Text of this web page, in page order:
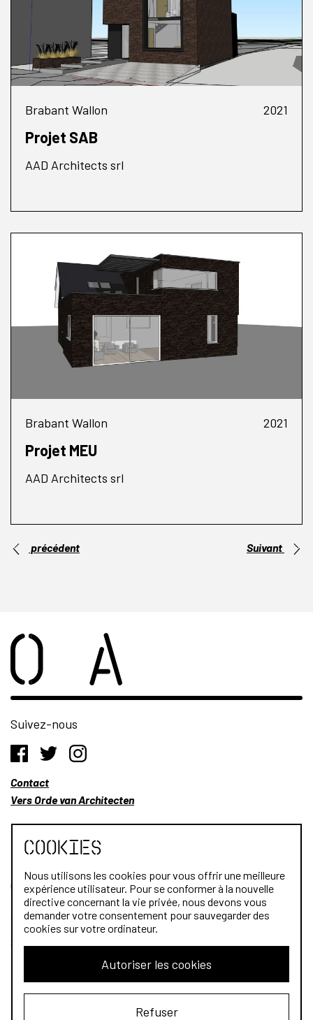
Brabant Wallon 2021
Projet SAB
AAD Architects srl
Brabant Wallon 2021
Projet MEU
AAD Architects srl
précédent Suivant
Suivez-nous
Contact
Vers Orde van Architecten
Qui sommes-nous?
Architectes
Stagiaires
Cookies
Nous utilisons les cookies pour vous offrir une meilleure
expérience utilisateur. Pour se conformer à la nouvelle
directive concernant la vie privée, nous devons vous
demander votre consentement pour sauvegarder des
cookies sur votre ordinateur.
Autoriser les cookies
Refuser